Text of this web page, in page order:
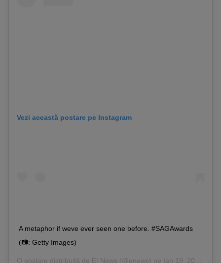
Vezi această postare pe Instagram
A metaphor if weve ever seen one before. #SAGAwards
(📷: Getty Images)
O postare distribuită de E! News (@enews) pe Ian 19, 2020 la 6:28 PST